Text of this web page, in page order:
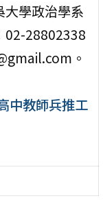
大學政治學系
02-28802338
。
中教師兵推工